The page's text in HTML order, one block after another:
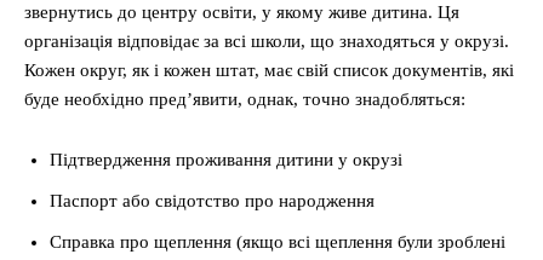
звернутись до центру освіти, у якому живе дитина. Ця
організація відповідає за всі школи, що знаходяться у окрузі.
Кожен округ, як і кожен штат, має свій список документів, які
буде необхідно пред’явити, однак, точно знадобляться:
Підтвердження проживання дитини у окрузі
Паспорт або свідотство про народження
Справка про щеплення (якщо всі щеплення були зроблені